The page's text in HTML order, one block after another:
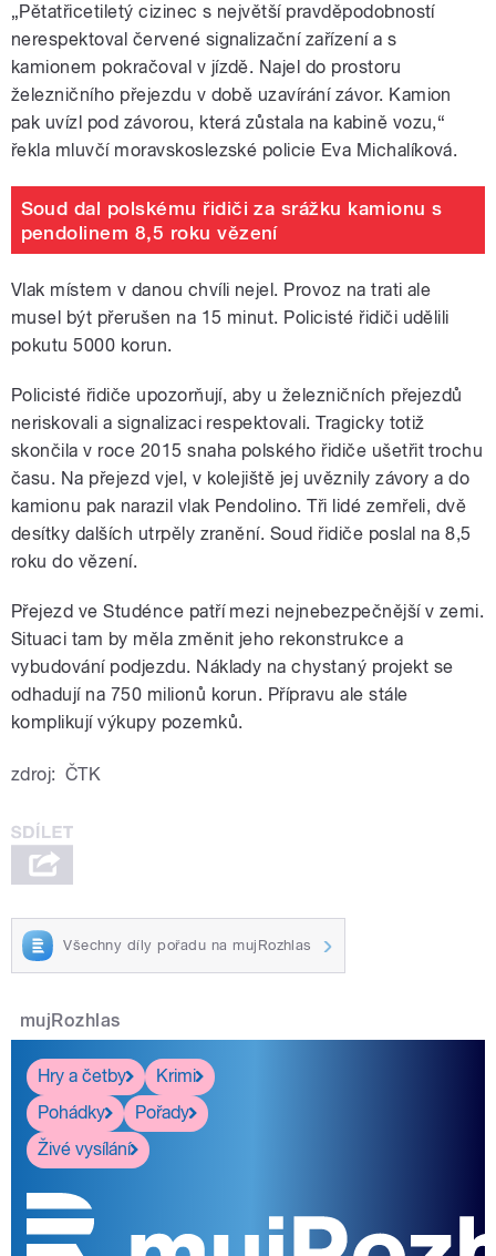
„Pětatřicetiletý cizinec s největší pravděpodobností
nerespektoval červené signalizační zařízení a s
kamionem pokračoval v jízdě. Najel do prostoru
železničního přejezdu v době uzavírání závor. Kamion
pak uvízl pod závorou, která zůstala na kabině vozu,“
řekla mluvčí moravskoslezské policie Eva Michalíková.
Soud dal polskému řidiči za srážku kamionu s
pendolinem 8,5 roku vězení
Vlak místem v danou chvíli nejel. Provoz na trati ale
musel být přerušen na 15 minut. Policisté řidiči udělili
pokutu 5000 korun.
Policisté řidiče upozorňují, aby u železničních přejezdů
neriskovali a signalizaci respektovali. Tragicky totiž
skončila v roce 2015 snaha polského řidiče ušetřit trochu
času. Na přejezd vjel, v kolejiště jej uvěznily závory a do
kamionu pak narazil vlak Pendolino. Tři lidé zemřeli, dvě
desítky dalších utrpěly zranění. Soud řidiče poslal na 8,5
roku do vězení.
Přejezd ve Studénce patří mezi nejnebezpečnější v zemi.
Situaci tam by měla změnit jeho rekonstrukce a
vybudování podjezdu. Náklady na chystaný projekt se
odhadují na 750 milionů korun. Přípravu ale stále
komplikují výkupy pozemků.
zdroj: ČTK
Všechny díly pořadu na mujRozhlas
mujRozhlas
Hry a četby
Krimi
Pohádky
Pořady
Živé vysílání